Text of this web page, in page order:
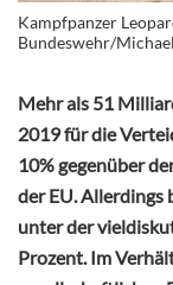
Kampfpanzer
Bundeswehr/
Mehr als 51
2019 für die
10% gegenüber
der EU. Allerdings
unter der
Prozent. Im